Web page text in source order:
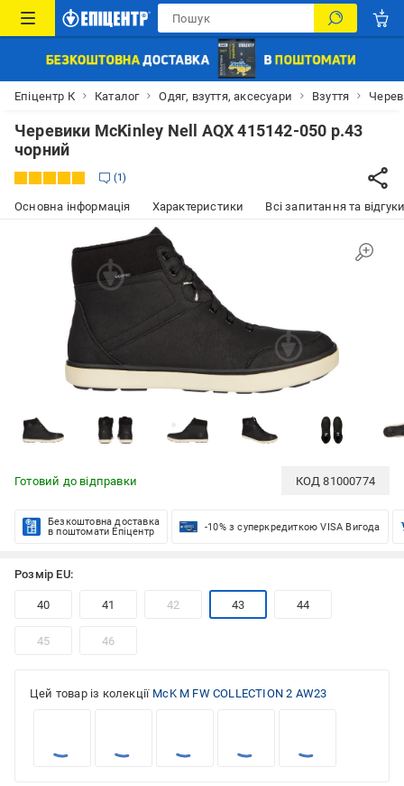
Епіцентр К Каталог Одяг, взуття, аксесуари Взуття
Черевики McKinley Nell AQX 415142-050 р.43
чорний
1
Основна інформація Характеристики Всі запитання та
Готовий до відправки КОД81000774
Безкоштовна доставка
в поштомати Епіцентр
-10% з суперкредиткою VISA Вигода
Розмір EU:
40 41 42 43 44
45 46
Цей товар із колекції McK M FW COLLECTION 2 AW23